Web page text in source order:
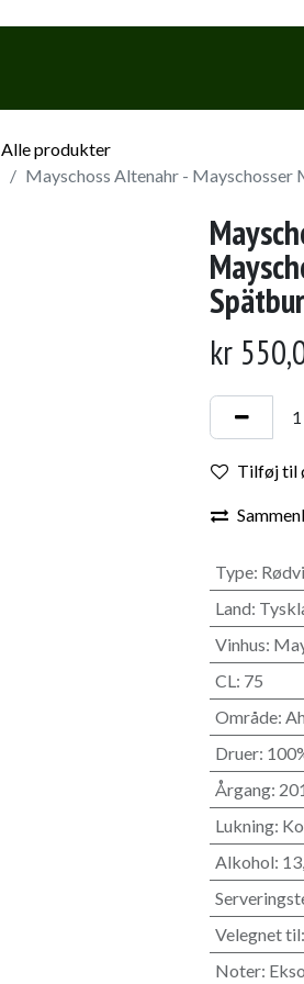
Alle produkter
Mayschoss Altenahr -
kr
Tilføj til
Type:
Land:
Vinhus:
CL: 75
Område:
Druer:
Årgang:
Lukning:
Alkohol:
Velegnet til:
Noter: